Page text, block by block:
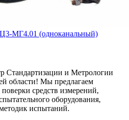
МГ4.01 (одноканальный)
Стандартизации и Метрологии
области! Мы предлагаем
средств измерений,
оборудования,
испытаний.